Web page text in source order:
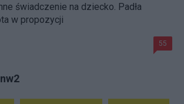
świadczenie na dziecko. Padła
w propozycji
55